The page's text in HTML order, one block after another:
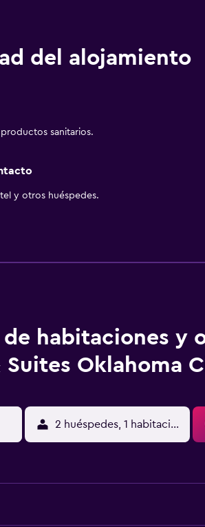
del alojamiento
sanitarios.
y otros huéspedes.
de habitaciones y
Suites Oklahoma
2 huéspedes, 1 habitación